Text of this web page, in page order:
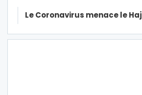
Le Coronavirus menace le Haj